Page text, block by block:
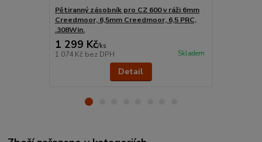
Pětiranný zásobník pro CZ 600 v ráži 6mm
Creedmoor, 6,5mm Creedmoor, 6,5 PRC,
.308Win.
1 299 Kč/ks
1 074 Kč bez DPH Skladem
Detail